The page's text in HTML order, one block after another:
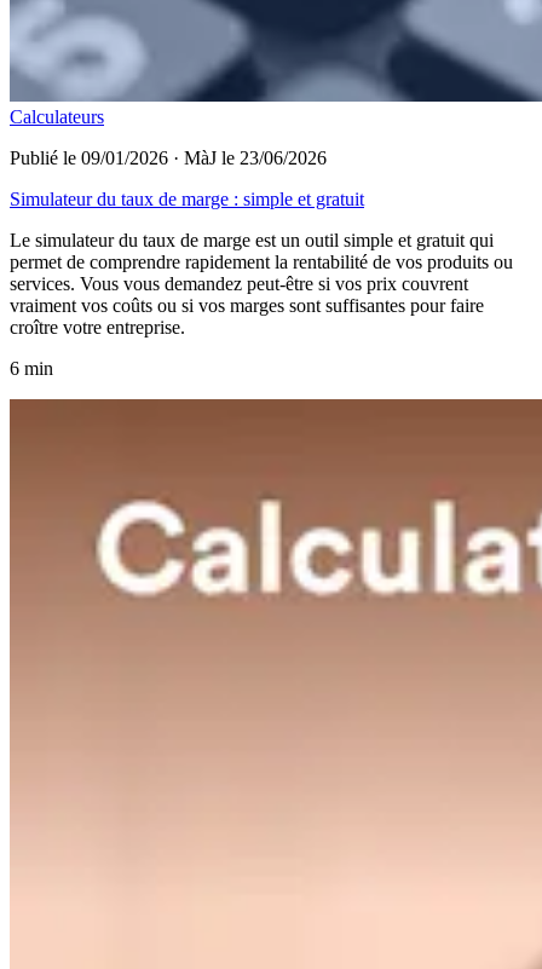
Calculateurs
Publié le 09/01/2026 · MàJ le 23/06/2026
Simulateur du taux de marge : simple et gratuit
Le simulateur du taux de marge est un outil simple et gratuit qui
permet de comprendre rapidement la rentabilité de vos produits ou
services. Vous vous demandez peut-être si vos prix couvrent
vraiment vos coûts ou si vos marges sont suffisantes pour faire
croître votre entreprise.
6 min